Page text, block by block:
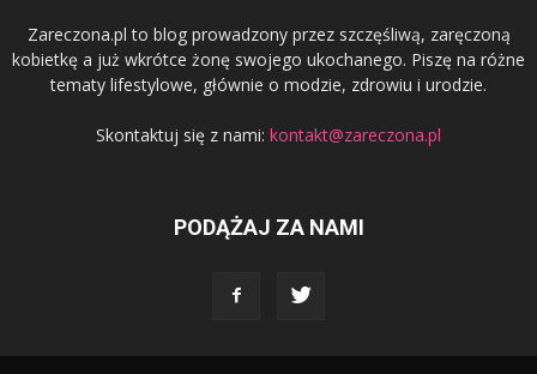
Zareczona.pl to blog prowadzony przez szczęśliwą, zaręczoną
kobietkę a już wkrótce żonę swojego ukochanego. Piszę na różne
tematy lifestylowe, głównie o modzie, zdrowiu i urodzie.
Skontaktuj się z nami: kontakt@zareczona.pl
PODĄŻAJ ZA NAMI